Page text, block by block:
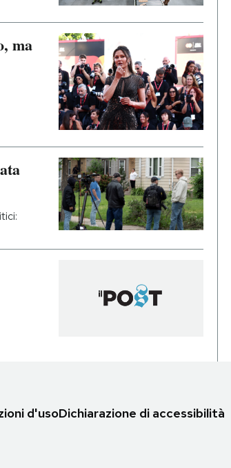
ma
d'usoDichiarazione di accessibilità